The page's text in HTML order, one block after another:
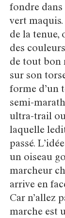
fondre dans
vert
de la tenue,
des
de tout bon
sur son
forme d’un
semi-
ultra-trail
laquelle
passé.
un oiseau
marcheur
arrive en
Car n’allez
marche est